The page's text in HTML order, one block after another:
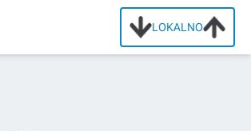
LOKALNO